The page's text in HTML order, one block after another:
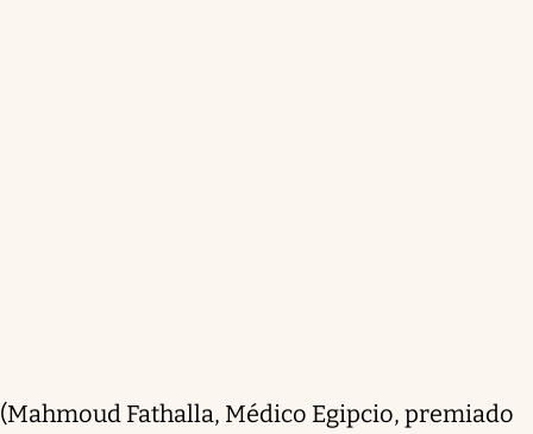
(Mahmoud Fathalla, Médico Egipcio, premiado